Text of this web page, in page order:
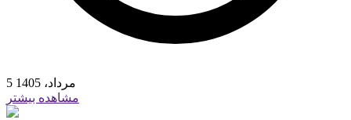
5 مرداد، 1405
مشاهده بیشتر